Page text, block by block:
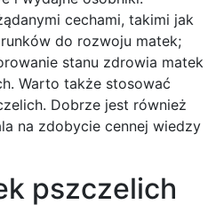
cechami, takimi jak
do rozwoju matek;
stanu zdrowia matek
Warto także stosować
Dobrze jest również
na zdobycie cennej wiedzy
pszczelich